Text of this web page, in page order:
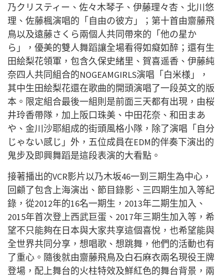
乃クリスティー、佐々木琴子、伊藤理々杏、北川悠
理、佐藤楓演唱的「自由の彼方」；第十首由齋藤飛
鳥以及遠藤さくら兩個人共同帶來的「他の星か
ら」，優美的雙人舞蹈讓全場看得如癡如醉；還有生
田絵梨花領軍，包含久保史緒里、賀喜遥香、伊藤純
奈四人共同組合的NOGEAMGIRLS演唱「白米様」，
其中生田絵梨花還在歌曲的開頭演唱了一段英文的版
本。限定組合最後一組則是前面三天都有出現，由桜
井玲香帶隊，加上阪口珠美、中田花奈、和田まあ
や、金川沙耶組成的街頭風格小隊，除了演唱「自分
じゃない感じ」外，五位成員在EDM的伴奏下演出的
鬼步及即興舞蹈是這段表演的大看點。
接著播出的VCR影片以乃木坂46一到三期生為中心，
回顧了包含上海演出、節目錄影、三四期生加入等紀
錄，從2012年的16名一期生， 2013年二期生加入、
2015年首次登上西武巨蛋、 2017年三期生加入等，希
望不只能夠在日本與大家共享這個喜悅，也希望能與
全世界共同分享，想唱歌、想跳舞，他們的活動也有
了重心。隨後就由齋藤飛鳥及白石麻衣兩名現役王牌
登場，配上舞台的火柱特效及鮮紅色的舞台背景，兩